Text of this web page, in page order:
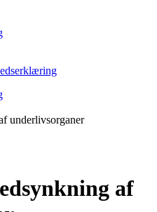
underlivsorganer
af